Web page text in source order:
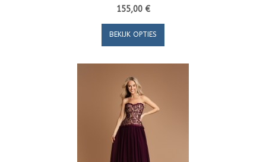
155,00 €
BEKIJK OPTIES